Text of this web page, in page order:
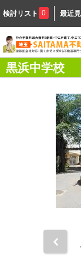
検討リスト 0 最近
黒浜中学校